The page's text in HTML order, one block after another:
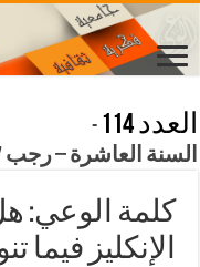
العدد 114
-
السنة العاشرة – رجب 1417هـ – كانون الأول 1996م
كلمة الوعي:
الإنكليز